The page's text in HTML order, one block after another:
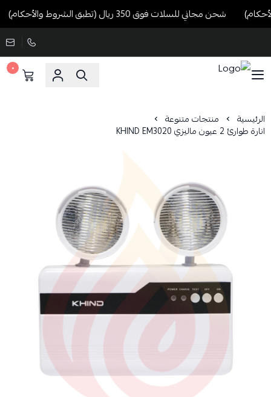
شحن مجاني للسلات فوق 350 ريال (تطبق الشروط والأحكام)
٠
الرئيسية منتجات متنوعة
انارة طوارئ 2 عيون ماليزي KHIND EM3020